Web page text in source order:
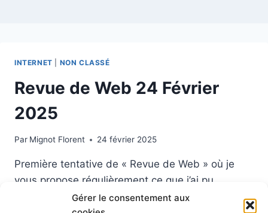
Gérer le consentement aux
INTERNET NON CLASSÉ
Revue de Web 24 Février
2025
Par Mignot Florent 24 février 2025
Première tentative de « Revue de Web » où je
vous propose régulièrement ce que j’ai pu
partager sur Internet sur Mastodon, Facebook,